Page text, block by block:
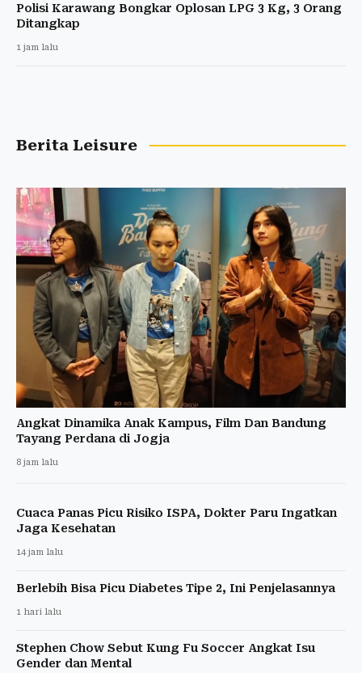
Polisi Karawang Bongkar Oplosan LPG 3 Kg, 3 Orang
Ditangkap
1 jam lalu
Berita Leisure
Angkat Dinamika Anak Kampus, Film Dan Bandung
Tayang Perdana di Jogja
8 jam lalu
Cuaca Panas Picu Risiko ISPA, Dokter Paru Ingatkan
Jaga Kesehatan
14 jam lalu
Berlebih Bisa Picu Diabetes Tipe 2, Ini Penjelasannya
1 hari lalu
Stephen Chow Sebut Kung Fu Soccer Angkat Isu
Gender dan Mental